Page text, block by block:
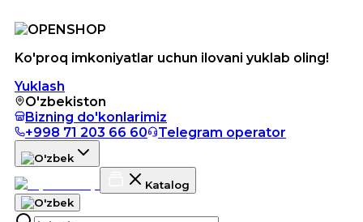
Ko'proq imkoniyatlar uchun ilovani yuklab oling!
Yuklash
O'zbekiston
Bizning do'konlarimiz
+998 71 203 66 60
Telegram operator
Katalog